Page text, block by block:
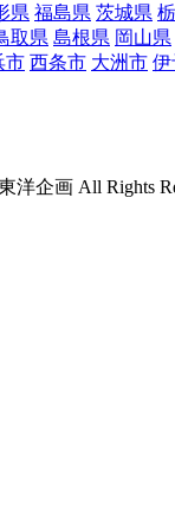
県 福島県 茨城県
取県 島根県 岡山県
市 西条市 大洲市 伊
洋企画 All Rights